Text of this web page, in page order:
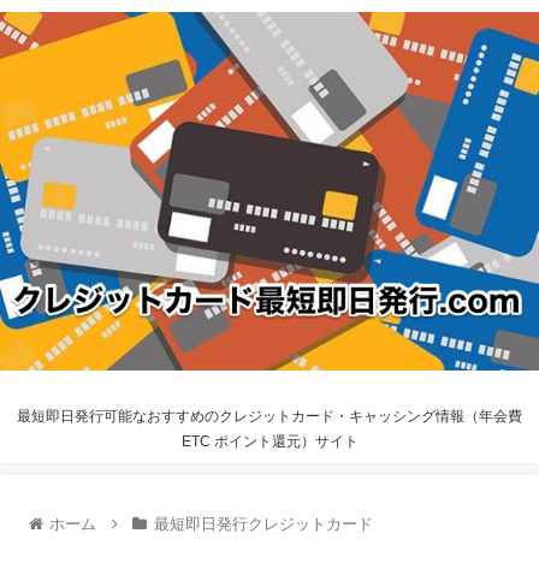
最短即日発行可能なおすすめのクレジットカード・キャッシング情報（年会費
ETC ポイント還元）サイト
ホーム 最短即日発行クレジットカード